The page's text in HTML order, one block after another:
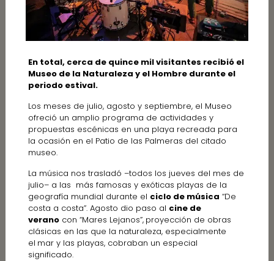
En total, cerca de quince mil visitantes recibió el
Museo de la Naturaleza y el Hombre durante el
periodo estival.
Los meses de julio, agosto y septiembre, el Museo
ofreció un amplio programa de actividades y
propuestas escénicas en una playa recreada para
la ocasión en el Patio de las Palmeras del citado
museo.
La música nos trasladó –todos los jueves del mes de
julio– a las más famosas y exóticas playas de la
geografía mundial durante el ciclo de música “De
costa a costa”. Agosto dio paso al cine de
veranocon “Mares Lejanos”, proyección de obras
clásicas en las que la naturaleza, especialmente
el mar y las playas, cobraban un especial
significado.